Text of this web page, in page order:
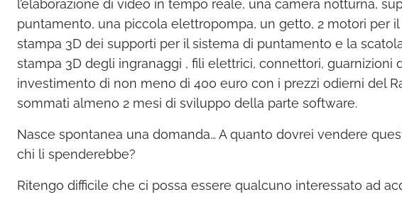
l’elaborazione di video in tempo reale, una camera notturna,
puntamento, una piccola elettropompa, un getto, 2 motori per
stampa 3D dei supporti per il sistema di puntamento e la
stampa 3D degli ingranaggi , fili elettrici, connettori, guarnizioni
investimento di non meno di 400 euro con i prezzi odierni del
sommati almeno 2 mesi di sviluppo della parte software.
Nasce spontanea una domanda… A quanto dovrei vendere
chi li spenderebbe?
Ritengo difficile che ci possa essere qualcuno interessato ad